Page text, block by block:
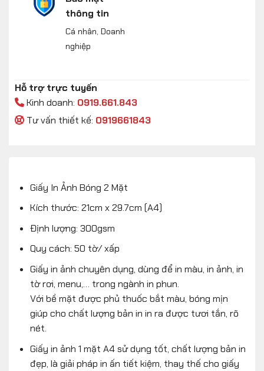
thông tin
Cá nhân, Doanh
nghiệp
Hỗ trợ trực tuyến
Kinh doanh: 0919.661.843
Tư vấn thiết kế: 0919661843
Giấy In Ảnh Bóng 2 Mặt
Kích thước: 21cm x 29.7cm (A4)
Định lượng: 300gsm
Quy cách: 50 tờ/ xấp
Giấy in ảnh chuyên dụng, dùng để in màu, in ảnh, in
tờ rơi, menu,… trong ngành in phun.
Với bề mặt được phủ thuốc bắt màu, bóng mịn
giúp cho chất lượng bản in in ra được tươi tắn, rõ
nét.
Giấy in ảnh 1 mặt A4 sử dụng tốt, chất lượng bản in
đẹp, là giải pháp in ấn tiết kiệm, thay thế cho giấy